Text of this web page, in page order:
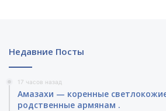
Недавние Посты
17 часов назад
Амазахи — коренные
родственные армянам .